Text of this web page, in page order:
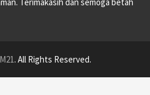
. All Rights Reserved.